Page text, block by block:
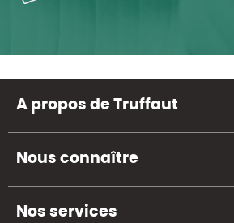
A propos de Truffaut
Nous connaître
Nos services